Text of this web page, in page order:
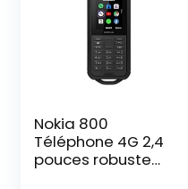
Nokia 800
Téléphone 4G 2,4
pouces robuste